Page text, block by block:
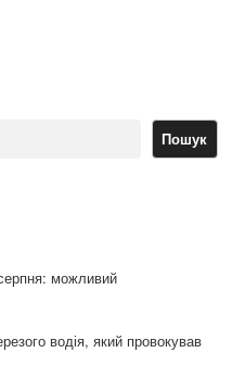
Пошук
можливий
водія, який провокував